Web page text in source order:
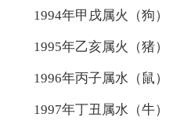
1994年甲戌属火（狗）
1995年乙亥属火（猪）
1996年丙子属水（鼠）
1997年丁丑属水（牛）